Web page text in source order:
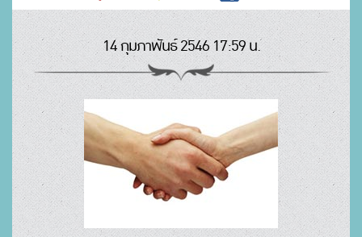
14 กุมภาพันธ์ 2546 17:59 น.